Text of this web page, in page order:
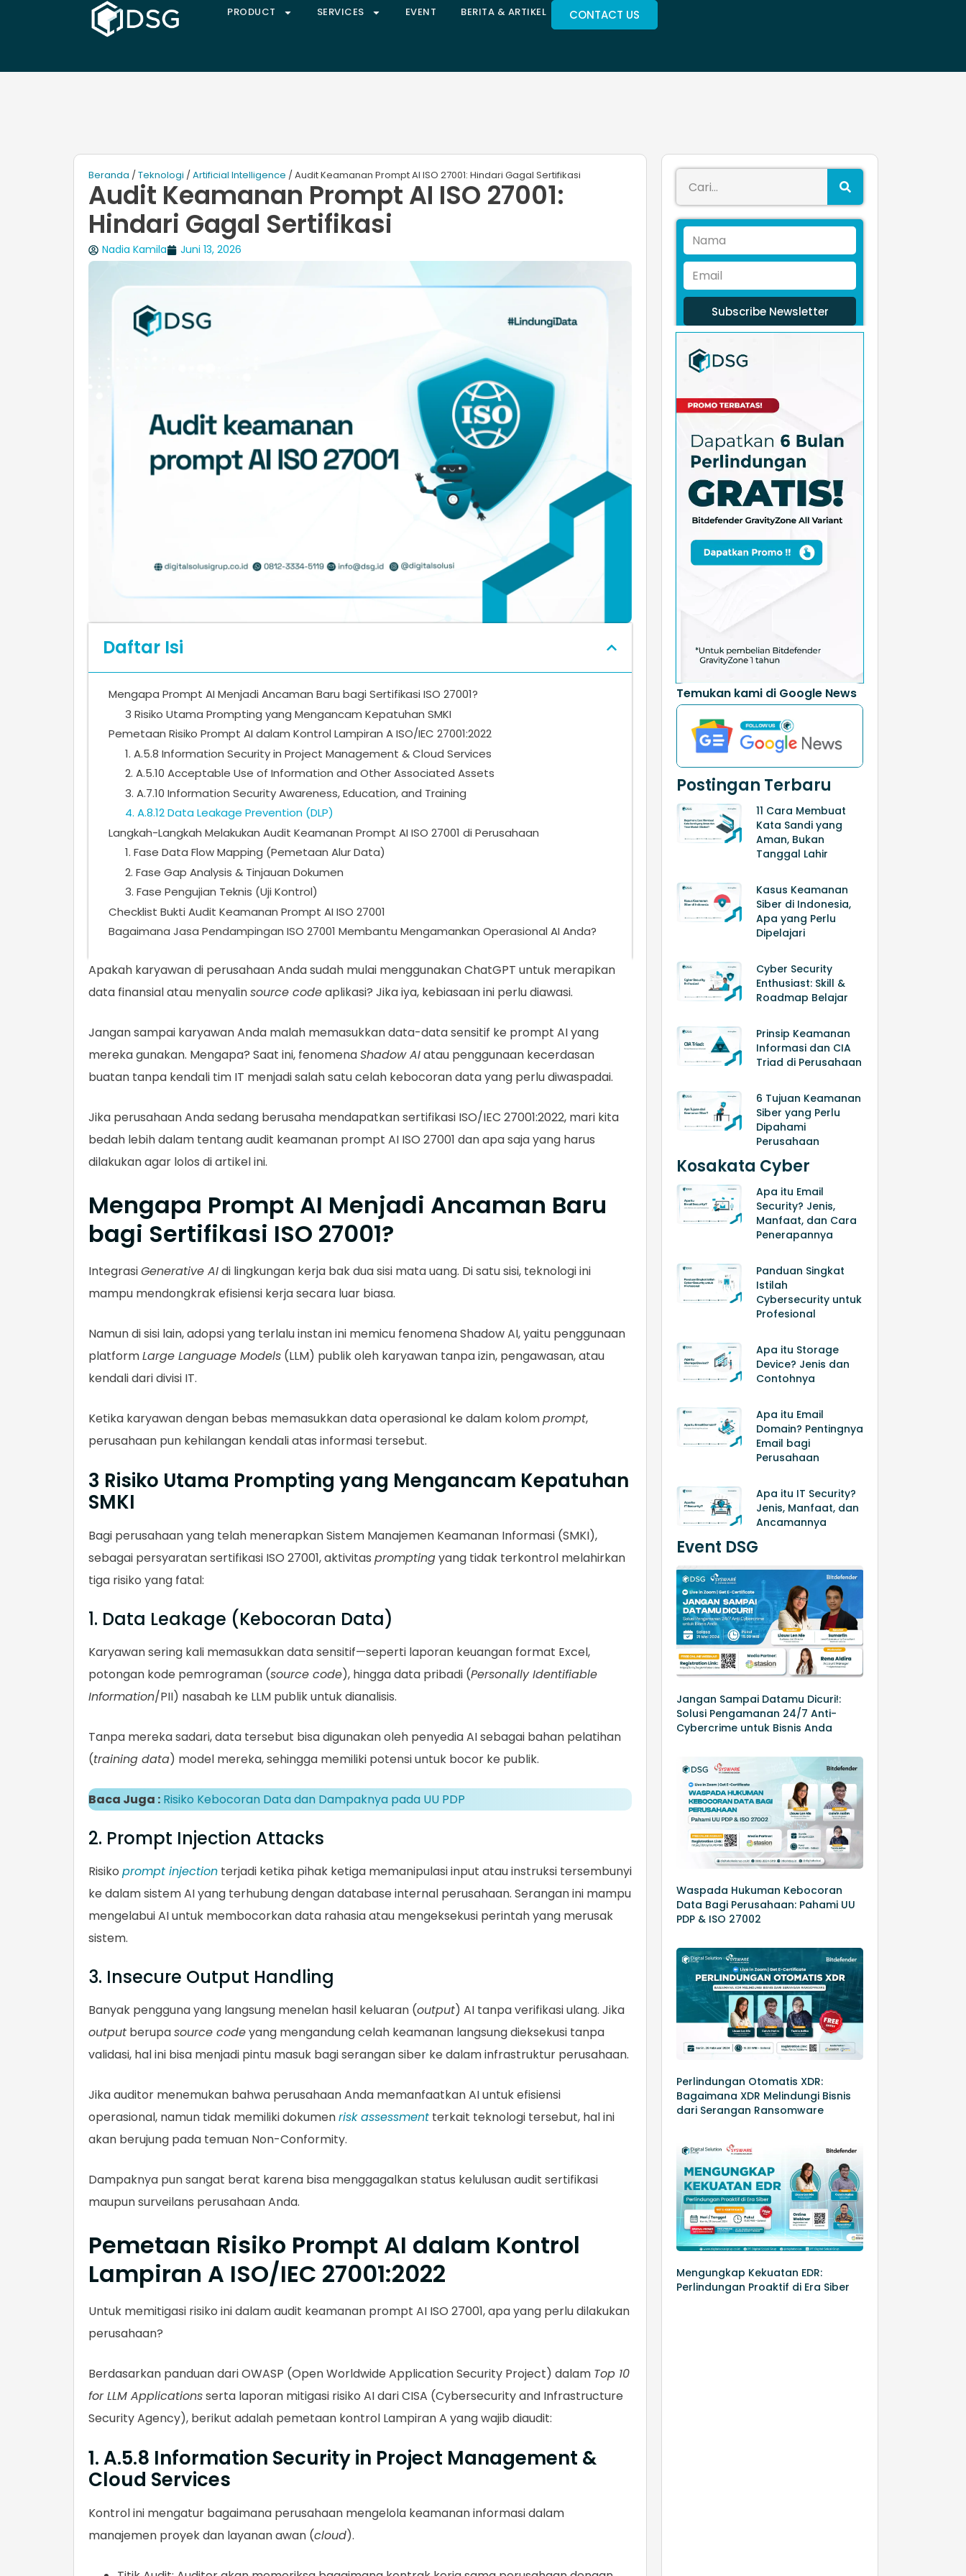
PRODUCT SERVICES EVENT BERITA & ARTIKEL CONTACT US
Beranda /Teknologi /Artificial Intelligence / Audit Keamanan Prompt AI ISO 27001: Hindari Gagal Sertifikasi
Audit Keamanan Prompt AI ISO 27001:
Hindari Gagal Sertifikasi
Nadia Kamila Juni 13, 2026
Daftar Isi
Mengapa Prompt AI Menjadi Ancaman Baru bagi Sertifikasi ISO 27001?
3 Risiko Utama Prompting yang Mengancam Kepatuhan SMKI
Pemetaan Risiko Prompt AI dalam Kontrol Lampiran A ISO/IEC 27001:2022
1. A.5.8 Information Security in Project Management & Cloud Services
2. A.5.10 Acceptable Use of Information and Other Associated Assets
3. A.7.10 Information Security Awareness, Education, and Training
4. A.8.12 Data Leakage Prevention (DLP)
Langkah-Langkah Melakukan Audit Keamanan Prompt AI ISO 27001 di Perusahaan
1. Fase Data Flow Mapping (Pemetaan Alur Data)
2. Fase Gap Analysis & Tinjauan Dokumen
3. Fase Pengujian Teknis (Uji Kontrol)
Checklist Bukti Audit Keamanan Prompt AI ISO 27001
Bagaimana Jasa Pendampingan ISO 27001 Membantu Mengamankan Operasional AI Anda?
Apakah karyawan di perusahaan Anda sudah mulai menggunakan ChatGPT untuk merapikan
data finansial atau menyalinsource codeaplikasi? Jika iya, kebiasaan ini perlu diawasi.
Jangan sampai karyawan Anda malah memasukkan data-data sensitif ke prompt AI yang
mereka gunakan. Mengapa? Saat ini, fenomenaShadow AIatau penggunaan kecerdasan
buatan tanpa kendali tim IT menjadi salah satu celah kebocoran data yang perlu diwaspadai.
Jika perusahaan Anda sedang berusaha mendapatkan sertifikasi ISO/IEC 27001:2022, mari kita
bedah lebih dalam tentang audit keamanan prompt AI ISO 27001 dan apa saja yang harus
dilakukan agar lolos di artikel ini.
Mengapa Prompt AI Menjadi Ancaman Baru
bagi Sertifikasi ISO 27001?
IntegrasiGenerative AIdi lingkungan kerja bak dua sisi mata uang. Di satu sisi, teknologi ini
mampu mendongkrak efisiensi kerja secara luar biasa.
Namun di sisi lain, adopsi yang terlalu instan ini memicu fenomena Shadow AI, yaitu penggunaan
platformLarge Language Models (LLM) publik oleh karyawan tanpa izin, pengawasan, atau
kendali dari divisi IT.
Ketika karyawan dengan bebas memasukkan data operasional ke dalam kolomprompt,
perusahaan pun kehilangan kendali atas informasi tersebut.
3 Risiko Utama Prompting yang Mengancam Kepatuhan
SMKI
Bagi perusahaan yang telah menerapkan Sistem Manajemen Keamanan Informasi (SMKI),
sebagai persyaratan sertifikasi ISO 27001, aktivitas promptingyang tidak terkontrol melahirkan
tiga risiko yang fatal:
1. Data Leakage (Kebocoran Data)
Karyawan sering kali memasukkan data sensitif—seperti laporan keuangan format Excel,
potongan kode pemrograman (source code), hingga data pribadi (Personally Identifiable
Information/PII) nasabah ke LLM publik untuk dianalisis.
Tanpa mereka sadari, data tersebut bisa digunakan oleh penyedia AI sebagai bahan pelatihan
(training data) model mereka, sehingga memiliki potensi untuk bocor ke publik.
Baca Juga : Risiko Kebocoran Data dan Dampaknya pada UU PDP
2. Prompt Injection Attacks
Risiko prompt injection terjadi ketika pihak ketiga memanipulasi input atau instruksi tersembunyi
ke dalam sistem AI yang terhubung dengan database internal perusahaan. Serangan ini mampu
mengelabui AI untuk membocorkan data rahasia atau mengeksekusi perintah yang merusak
sistem.
3. Insecure Output Handling
Banyak pengguna yang langsung menelan hasil keluaran (output) AI tanpa verifikasi ulang. Jika
output berupasource codeyang mengandung celah keamanan langsung dieksekusi tanpa
validasi, hal ini bisa menjadi pintu masuk bagi serangan siber ke dalam infrastruktur perusahaan.
Jika auditor menemukan bahwa perusahaan Anda memanfaatkan AI untuk efisiensi
operasional, namun tidak memiliki dokumenrisk assessment terkait teknologi tersebut, hal ini
akan berujung pada temuan Non-Conformity.
Dampaknya pun sangat berat karena bisa menggagalkan status kelulusan audit sertifikasi
maupun surveilans perusahaan Anda.
Pemetaan Risiko Prompt AI dalam Kontrol
Lampiran A ISO/IEC 27001:2022
Untuk memitigasi risiko ini dalam audit keamanan prompt AI ISO 27001, apa yang perlu dilakukan
perusahaan?
Berdasarkan panduan dari OWASP (Open Worldwide Application Security Project) dalam Top 10
for LLM Applicationsserta laporan mitigasi risiko AI dari CISA (Cybersecurity and Infrastructure
Security Agency), berikut adalah pemetaan kontrol Lampiran A yang wajib diaudit:
1. A.5.8 Information Security in Project Management &
Cloud Services
Kontrol ini mengatur bagaimana perusahaan mengelola keamanan informasi dalam
manajemen proyek dan layanan awan (cloud).
Subscribe Newsletter
Temukan kami di Google News
Postingan Terbaru
11 Cara Membuat
Kata Sandi yang
Aman, Bukan
Tanggal Lahir
Kasus Keamanan
Siber di Indonesia,
Apa yang Perlu
Dipelajari
Cyber Security
Enthusiast: Skill &
Roadmap Belajar
Prinsip Keamanan
Informasi dan CIA
Triad di Perusahaan
6 Tujuan Keamanan
Siber yang Perlu
Dipahami
Perusahaan
Kosakata Cyber
Apa itu Email
Security? Jenis,
Manfaat, dan Cara
Penerapannya
Panduan Singkat
Istilah
Cybersecurity untuk
Profesional
Apa itu Storage
Device? Jenis dan
Contohnya
Apa itu Email
Domain? Pentingnya
Email bagi
Perusahaan
Apa itu IT Security?
Jenis, Manfaat, dan
Ancamannya
Event DSG
Jangan Sampai Datamu Dicuri!:
Solusi Pengamanan 24/7 Anti-
Cybercrime untuk Bisnis Anda
Waspada Hukuman Kebocoran
Data Bagi Perusahaan: Pahami UU
PDP & ISO 27002
Perlindungan Otomatis XDR:
Bagaimana XDR Melindungi Bisnis
dari Serangan Ransomware
Mengungkap Kekuatan EDR:
Perlindungan Proaktif di Era Siber